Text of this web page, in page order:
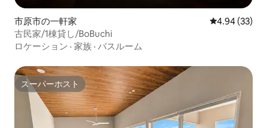
市原市の一軒家 レビュー33
4.94 (33)
古民家/1棟貸し/BoBuchi
ロケーション · 家族 · バスルーム
スーパーホスト
スーパーホスト